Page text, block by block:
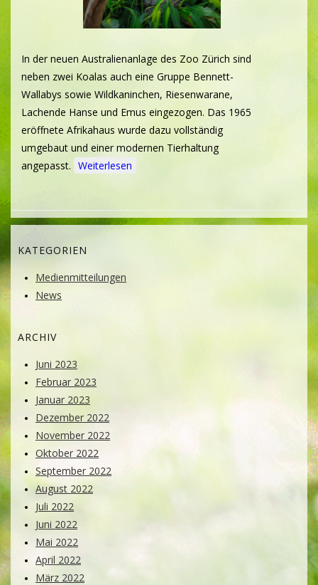
In der neuen Australienanlage des Zoo Zürich sind
neben zwei Koalas auch eine Gruppe Bennett-
Wallabys sowie Wildkaninchen, Riesenwarane,
Lachende Hanse und Emus eingezogen. Das 1965
eröffnete Afrikahaus wurde dazu vollständig
umgebaut und einer modernen Tierhaltung
angepasst. Weiterlesen
KATEGORIEN
Medienmitteilungen
News
ARCHIV
Juni 2023
Februar 2023
Januar 2023
Dezember 2022
November 2022
Oktober 2022
September 2022
August 2022
Juli 2022
Juni 2022
Mai 2022
April 2022
März 2022